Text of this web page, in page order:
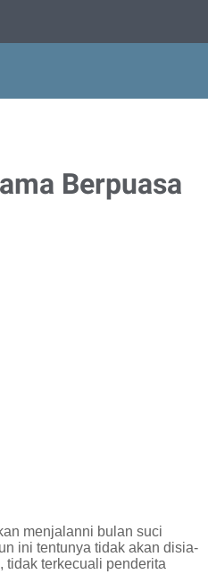
Berpuasa
menjalanni bulan suci
ini tentunya tidak akan disia-
tidak terkecuali penderita